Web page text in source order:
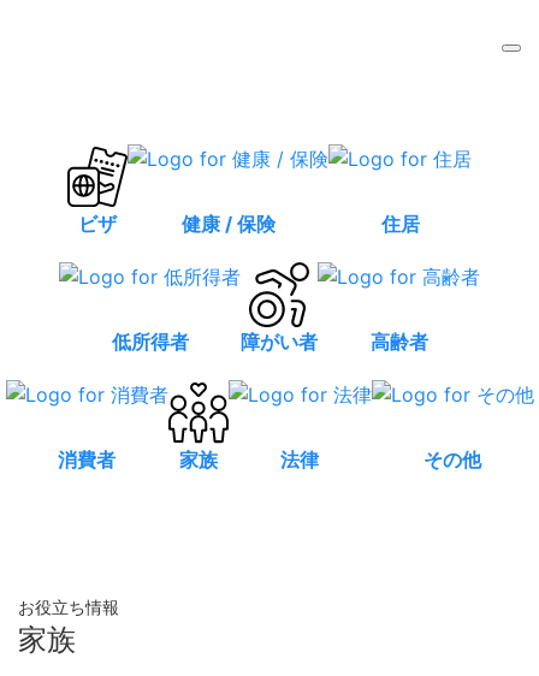
ビザ 健康 / 保険 住居
低所得者 障がい者 高齢者
消費者 家族 法律 その他
お役立ち情報
家族